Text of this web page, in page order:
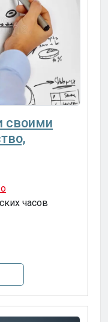
своими
часов